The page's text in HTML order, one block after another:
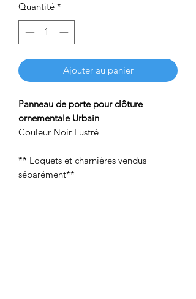
Quantité *
Ajouter au panier
Panneau de porte pour clôture
ornementale Urbain
Couleur Noir Lustré
** Loquets et charnières vendus
séparément**